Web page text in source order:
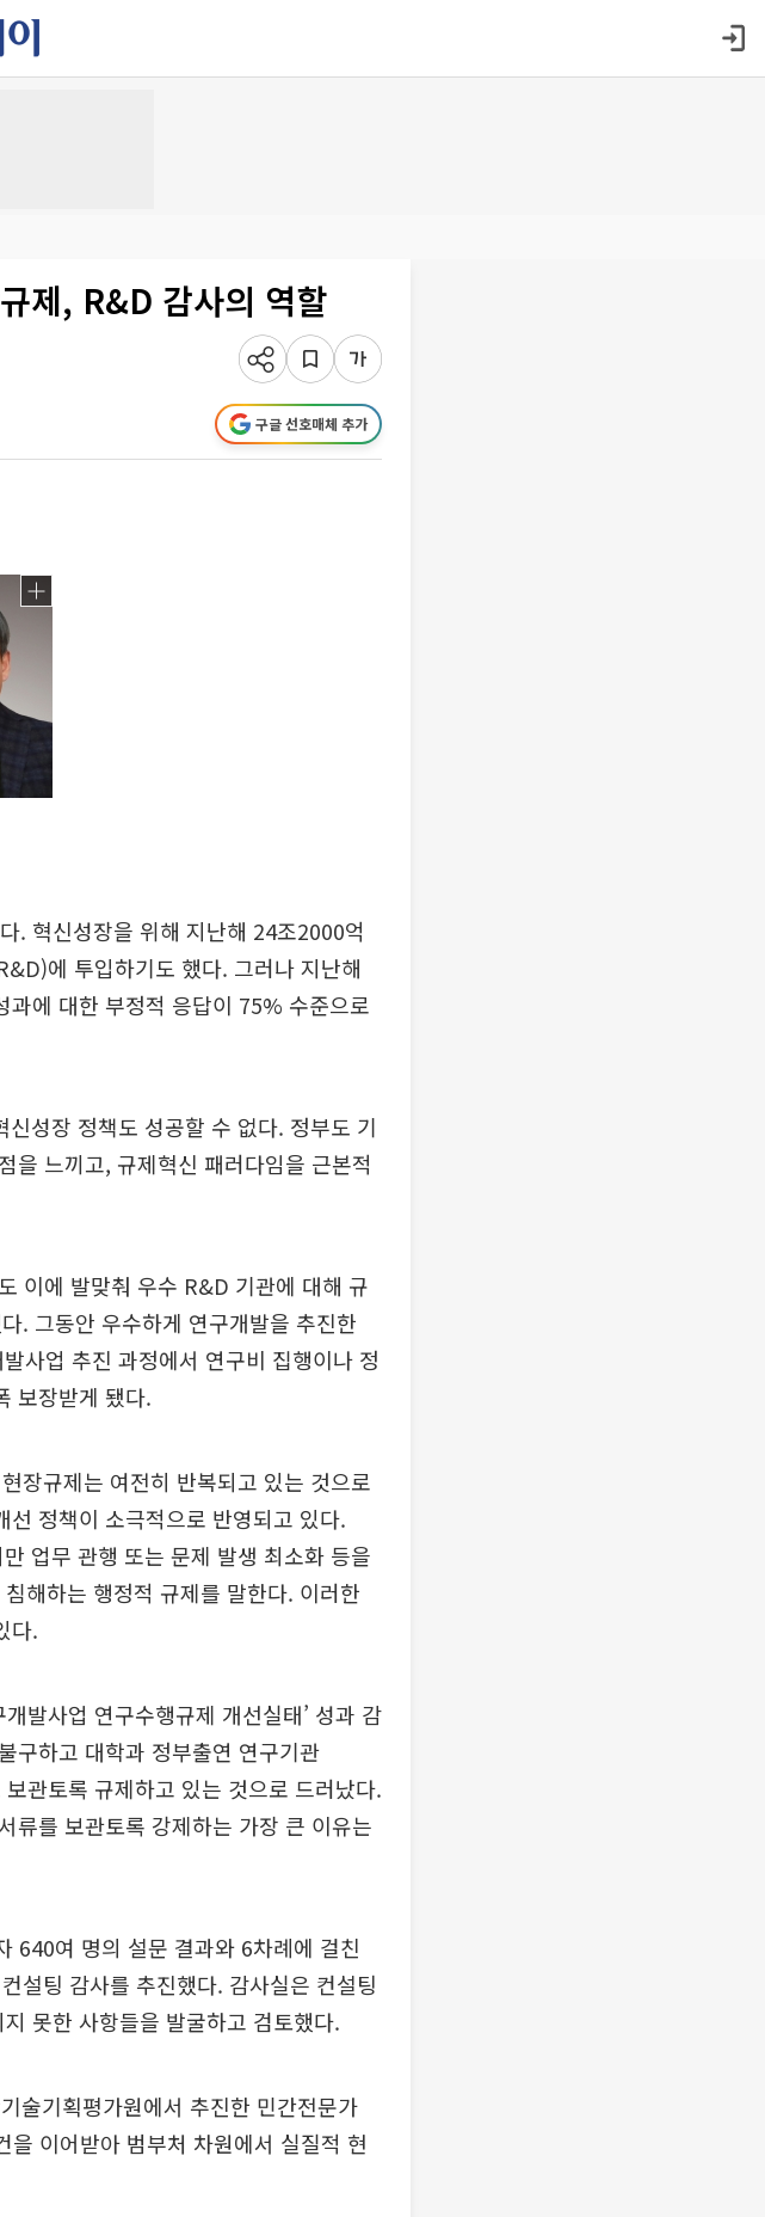
제, R&D 감사의 역할
구글 선호매체 추가
. 혁신성장을 위해 지난해 24조2000억
에 투입하기도 했다. 그러나 지난해
에 대한 부정적 응답이 75% 수준으로
성장 정책도 성공할 수 없다. 정부도 기
을 느끼고, 규제혁신 패러다임을 근본적
이에 발맞춰 우수 R&D 기관에 대해 규
. 그동안 우수하게 연구개발을 추진한
사업 추진 과정에서 연구비 집행이나 정
보장받게 됐다.
장규제는 여전히 반복되고 있는 것으로
정책이 소극적으로 반영되고 있다.
업무 관행 또는 문제 발생 최소화 등을
해하는 행정적 규제를 말한다. 이러한
다.
발사업 연구수행규제 개선실태’ 성과 감
구하고 대학과 정부출연 연구기관
관토록 규제하고 있는 것으로 드러났다.
류를 보관토록 강제하는 가장 큰 이유는
640여 명의 설문 결과와 6차례에 걸친
설팅 감사를 추진했다. 감사실은 컨설팅
못한 사항들을 발굴하고 검토했다.
술기획평가원에서 추진한 민간전문가
을 이어받아 범부처 차원에서 실질적 현